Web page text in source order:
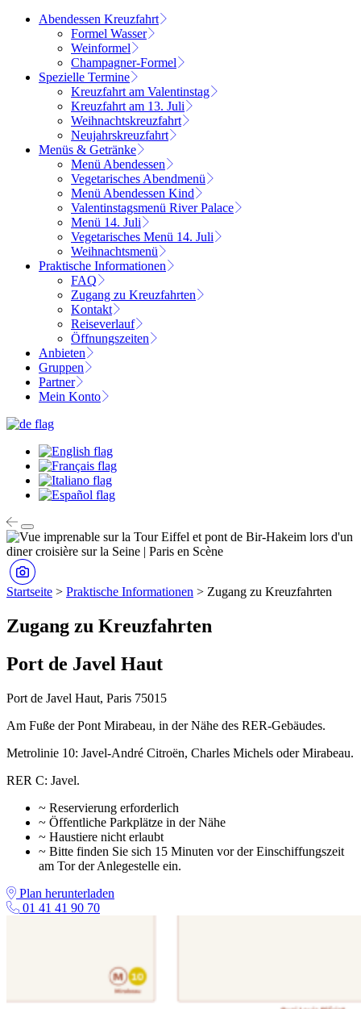
Abendessen Kreuzfahrt
Formel Wasser
Weinformel
Champagner-Formel
Spezielle Termine
Kreuzfahrt am Valentinstag
Kreuzfahrt am 13. Juli
Weihnachtskreuzfahrt
Neujahrskreuzfahrt
Menüs & Getränke
Menü Abendessen
Vegetarisches Abendmenü
Menü Abendessen Kind
Valentinstagsmenü River Palace
Menü 14. Juli
Vegetarisches Menü 14. Juli
Weihnachtsmenü
Praktische Informationen
FAQ
Zugang zu Kreuzfahrten
Kontakt
Reiseverlauf
Öffnungszeiten
Anbieten
Gruppen
Partner
Mein Konto
Startseite > Praktische Informationen > Zugang zu Kreuzfahrten
Zugang zu Kreuzfahrten
Port de Javel Haut
Port de Javel Haut, Paris 75015
Am Fuße der Pont Mirabeau, in der Nähe des RER-Gebäudes.
Metrolinie 10: Javel-André Citroën, Charles Michels oder Mirabeau.
RER C: Javel.
~ Reservierung erforderlich
~ Öffentliche Parkplätze in der Nähe
~ Haustiere nicht erlaubt
~ Bitte finden Sie sich 15 Minuten vor der Einschiffungszeit
am Tor der Anlegestelle ein.
Plan herunterladen
01 41 41 90 70